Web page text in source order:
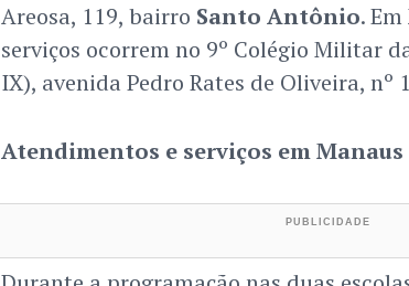
Areosa, 119, bairro Santo Antônio. Em
serviços ocorrem no 9º Colégio Militar
IX), avenida Pedro Rates de Oliveira, nº
Atendimentos e serviços em Manaus